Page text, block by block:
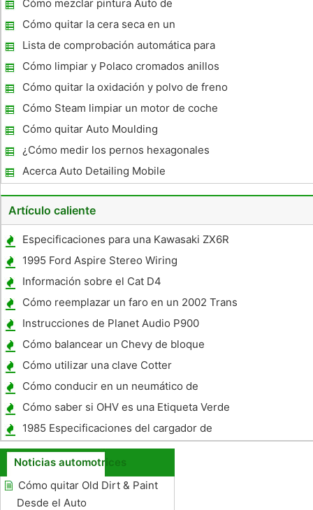
Cómo mezclar pintura Auto de
pulverización
Cómo quitar la cera seca en un
parachoques de plástico
Lista de comprobación automática para
detallar
Cómo limpiar y Polaco cromados anillos
Cómo quitar la oxidación y polvo de freno
de las ruedas de aluminio
Cómo Steam limpiar un motor de coche
Cómo quitar Auto Moulding
¿Cómo medir los pernos hexagonales
Acerca Auto Detailing Mobile
Artículo caliente
Especificaciones para una Kawasaki ZX6R
2007
1995 Ford Aspire Stereo Wiring
Información sobre el Cat D4
Cómo reemplazar un faro en un 2002 Trans
Am faros sellados
Instrucciones de Planet Audio P900
Cómo balancear un Chevy de bloque
pequeño 383 Saldo Externo y Crank
Cómo utilizar una clave Cotter
Cómo conducir en un neumático de
repuesto compacto hace
Cómo saber si OHV es una Etiqueta Verde
1985 Especificaciones del cargador de
Dodge
Noticias automotrices
Cómo quitar Old Dirt & Paint
Desde el Auto